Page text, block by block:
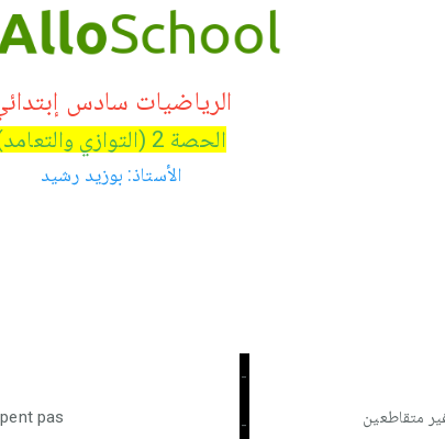
الرياضيات سادس
الحصة 2 (التوازي والتعامد)
الأستاذ: بوزيد رشيد
-
pas -